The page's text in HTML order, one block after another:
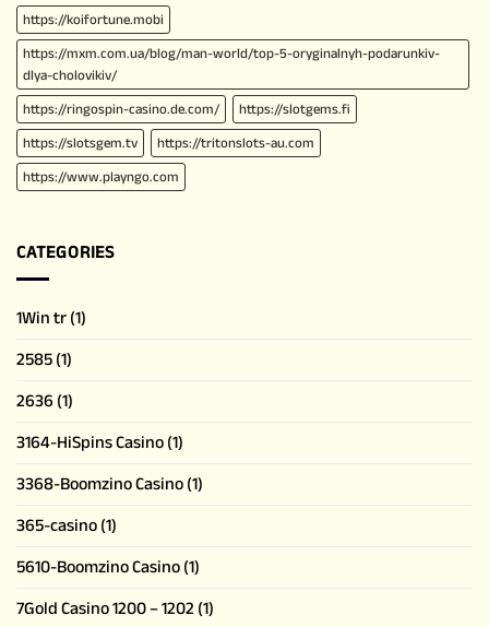
https://koifortune.mobi
https://mxm.com.ua/blog/man-world/top-5-oryginalnyh-podarunkiv-
dlya-cholovikiv/
https://ringospin-casino.de.com/
https://slotgems.fi
https://slotsgem.tv
https://tritonslots-au.com
https://www.playngo.com
CATEGORIES
1Win tr(1)
2585(1)
2636(1)
3164-HiSpins Casino(1)
3368-Boomzino Casino(1)
365-casino(1)
5610-Boomzino Casino(1)
7Gold Casino 1200 – 1202(1)